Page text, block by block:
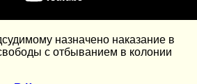
назначено наказание в
с отбыванием в колонии